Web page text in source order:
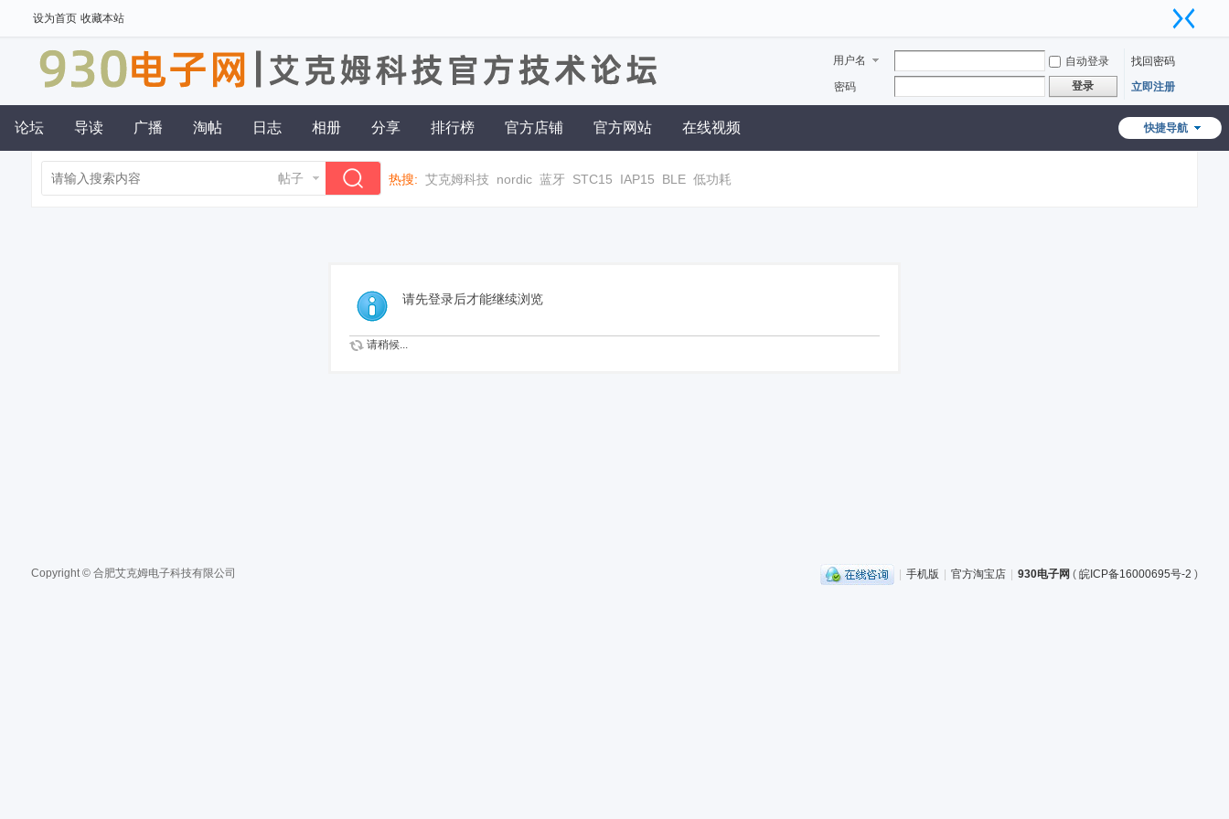
设为首页 收藏本站
用户名 自动登录
找回密码
密码
登录 立即注册
快捷导航
论坛 导读 广播 淘帖 日志 相册 分享 排行榜 官方店铺 官方网站 在线视频
帖子 热搜: 艾克姆科技 nordic 蓝牙 STC15 IAP15 BLE 低功耗
请先登录后才能继续浏览
请稍候...
| 手机版 | 官方淘宝店 | 930电子网 (皖ICP备16000695号-2 )
Copyright © 合肥艾克姆电子科技有限公司